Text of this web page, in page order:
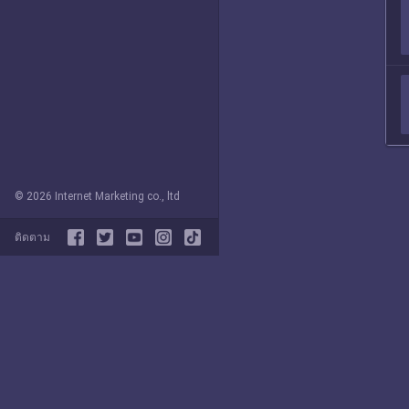
© 2026 Internet Marketing co., ltd
ติดตาม